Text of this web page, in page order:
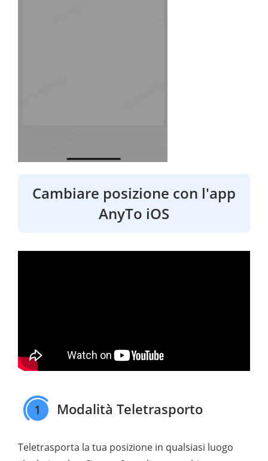
Cambiare posizione con l'app
AnyTo iOS
1 Modalità Teletrasporto
Teletrasporta la tua posizione in qualsiasi luogo